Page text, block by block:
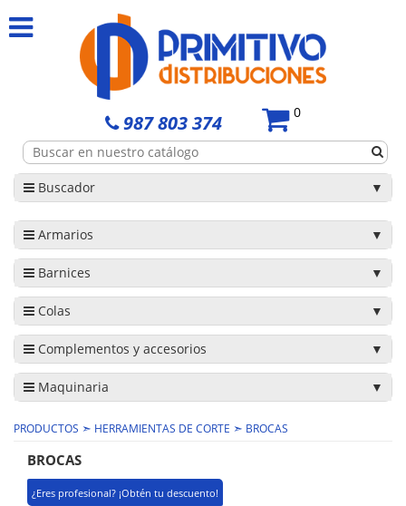
987 803 374 0
Buscador
Armarios
Barnices
Colas
Complementos y accesorios
Maquinaria
PRODUCTOS ➣ HERRAMIENTAS DE CORTE ➣ BROCAS
BROCAS
¿Eres profesional? ¡Obtén tu descuento!